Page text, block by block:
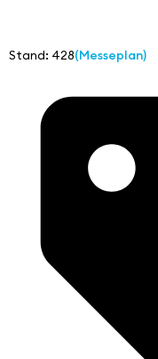
Stand: 428(Messeplan)